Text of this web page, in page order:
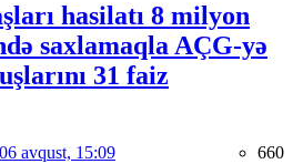
hasilatı 8 milyon
saxlamaqla AÇG-yə
31 faiz
06 avqust, 15:09 660